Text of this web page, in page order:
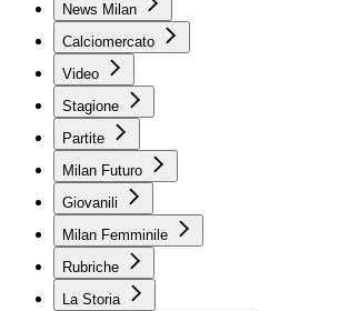
News Milan
Calciomercato
Video
Stagione
Partite
Milan Futuro
Giovanili
Milan Femminile
Rubriche
La Storia